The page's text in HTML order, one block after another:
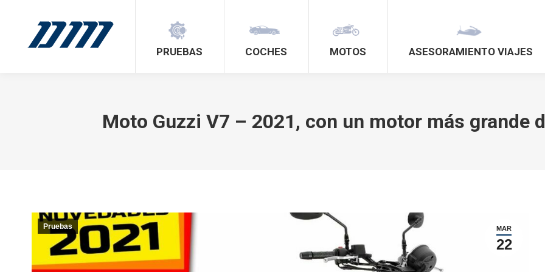
PRUEBAS COCHES MOTOS ASESORAMIENTO VIAJES
Moto Guzzi V7 – 2021, con un motor más grande
MAR
22
Pruebas